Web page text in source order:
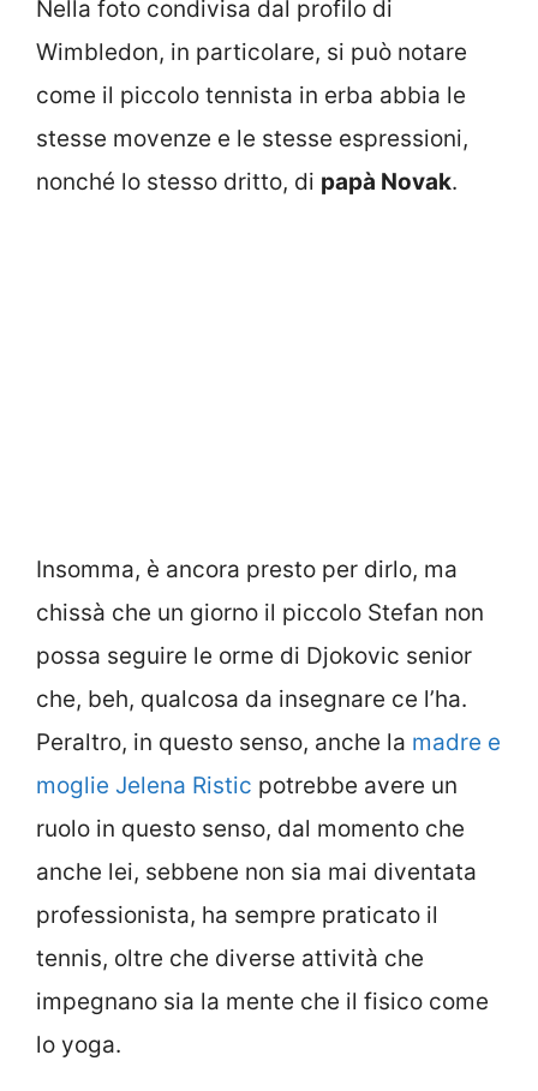
Nella foto condivisa dal profilo di
Wimbledon, in particolare, si può notare
come il piccolo tennista in erba abbia le
stesse movenze e le stesse espressioni,
nonché lo stesso dritto, di papà Novak.
Insomma, è ancora presto per dirlo, ma
chissà che un giorno il piccolo Stefan non
possa seguire le orme di Djokovic senior
che, beh, qualcosa da insegnare ce l’ha.
Peraltro, in questo senso, anche la madre e
moglie Jelena Ristic potrebbe avere un
ruolo in questo senso, dal momento che
anche lei, sebbene non sia mai diventata
professionista, ha sempre praticato il
tennis, oltre che diverse attività che
impegnano sia la mente che il fisico come
lo yoga.